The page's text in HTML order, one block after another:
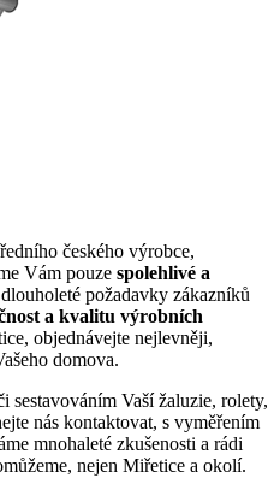
českého výrobce,
Vám pouze spolehlivé a
požadavky zákazníků
a kvalitu výrobních
objednávejte nejlevněji,
domova.
sestavováním Vaší žaluzie, rolety,
nás kontaktovat, s vyměřením
mnohaleté zkušenosti a rádi
nejen Miřetice a okolí.